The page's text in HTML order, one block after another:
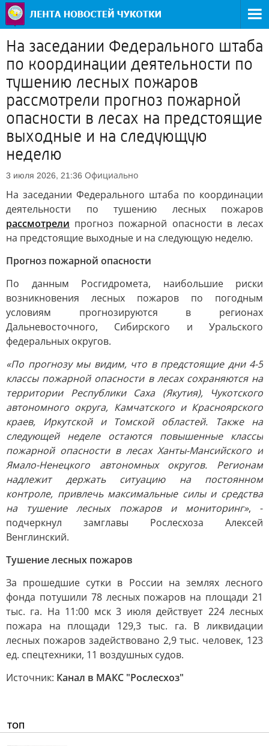
На заседании Федерального штаба
по координации деятельности по
тушению лесных пожаров
рассмотрели прогноз пожарной
опасности в лесах на предстоящие
выходные и на следующую
неделю
3 июля 2026, 21:36 Официально
На заседании Федерального штаба по координации
деятельности по тушению лесных пожаров
рассмотрели прогноз пожарной опасности в лесах
на предстоящие выходные и на следующую неделю.
Прогноз пожарной опасности
По данным Росгидромета, наибольшие риски
возникновения лесных пожаров по погодным
условиям прогнозируются в регионах
Дальневосточного, Сибирского и Уральского
федеральных округов.
«По прогнозу мы видим, что в предстоящие дни 4-5
классы пожарной опасности в лесах сохраняются на
территории Республики Саха (Якутия), Чукотского
автономного округа, Камчатского и Красноярского
краев, Иркутской и Томской областей. Также на
следующей неделе остаются повышенные классы
пожарной опасности в лесах Ханты-Мансийского и
Ямало-Ненецкого автономных округов. Регионам
надлежит держать ситуацию на постоянном
контроле, привлечь максимальные силы и средства
на тушение лесных пожаров и мониторинг», -
подчеркнул замглавы Рослесхоза Алексей
Венглинский.
Тушение лесных пожаров
За прошедшие сутки в России на землях лесного
фонда потушили 78 лесных пожаров на площади 21
тыс. га. На 11:00 мск 3 июля действует 224 лесных
пожара на площади 129,3 тыс. га. В ликвидации
лесных пожаров задействовано 2,9 тыс. человек, 123
ед. спецтехники, 11 воздушных судов.
Источник: Канал в МАКС "Рослесхоз"
ТОП